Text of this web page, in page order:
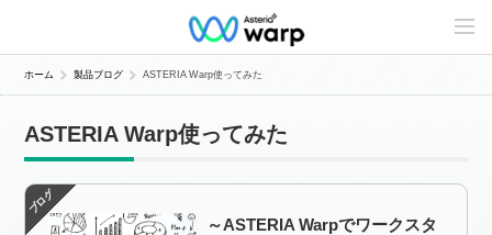
C
n
e
n
ホーム 製品ブログ ASTERIA Warp使ってみた
ASTERIA Warp使ってみた
～ASTERIA Warpでワークスタ